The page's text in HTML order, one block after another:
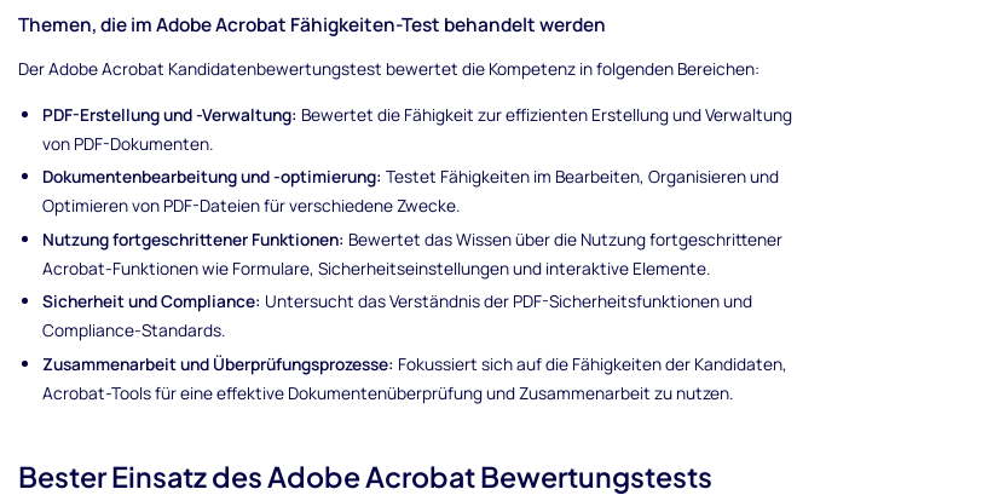
Themen, die im Adobe Acrobat Fähigkeiten-Test behandelt werden
Der Adobe Acrobat Kandidatenbewertungstest bewertet die Kompetenz in folgenden Bereichen:
PDF-Erstellung und -Verwaltung: Bewertet die Fähigkeit zur effizienten Erstellung und Verwaltung
von PDF-Dokumenten.
Dokumentenbearbeitung und -optimierung: Testet Fähigkeiten im Bearbeiten, Organisieren und
Optimieren von PDF-Dateien für verschiedene Zwecke.
Nutzung fortgeschrittener Funktionen: Bewertet das Wissen über die Nutzung fortgeschrittener
Acrobat-Funktionen wie Formulare, Sicherheitseinstellungen und interaktive Elemente.
Sicherheit und Compliance: Untersucht das Verständnis der PDF-Sicherheitsfunktionen und
Compliance-Standards.
Zusammenarbeit und Überprüfungsprozesse: Fokussiert sich auf die Fähigkeiten der Kandidaten,
Acrobat-Tools für eine effektive Dokumentenüberprüfung und Zusammenarbeit zu nutzen.
Bester Einsatz des Adobe Acrobat Bewertungstests